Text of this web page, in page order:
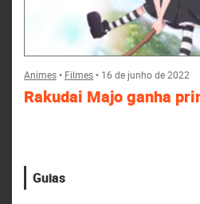
Animes• Filmes• 16 de junho de 2022
Rakudai Majo ganha
Guias